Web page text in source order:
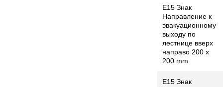
Е15 Знак
Направление к
эвакуационному
выходу по
лестнице вверх
направо 200 x
200 mm
Е15 Знак